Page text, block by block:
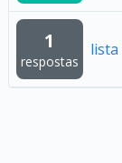
1
respostas
lista